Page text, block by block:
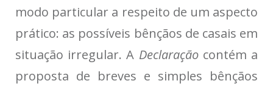
modo particular a respeito de um aspecto
prático: as possíveis bênçãos de casais em
situação irregular. A Declaraçãocontém a
proposta de breves e simples bênçãos